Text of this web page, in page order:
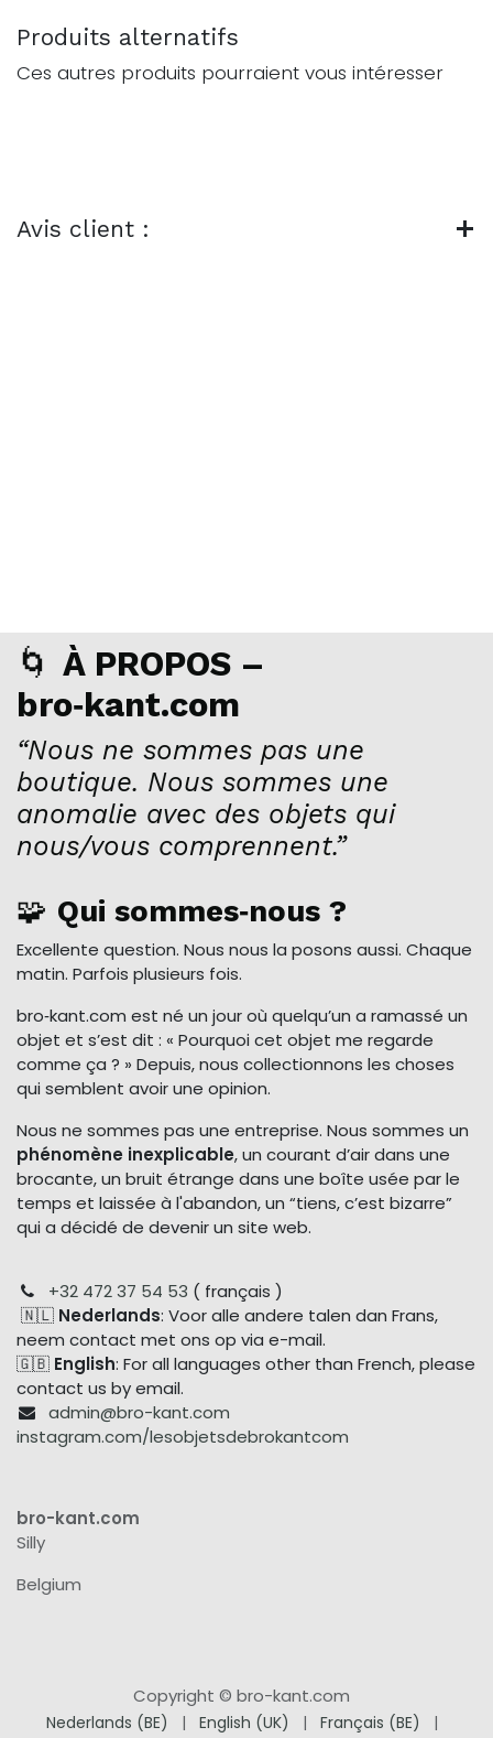
Produits alternatifs
Ces autres produits pourraient vous intéresser
Avis client :
🌀 À PROPOS –
bro‑kant.com
“Nous ne sommes pas une
boutique. Nous sommes une
anomalie avec des objets qui
nous/vous comprennent.”
🧩 Qui sommes‑nous ?
Excellente question. Nous nous la posons aussi. Chaque
matin. Parfois plusieurs fois.
bro‑kant.com est né un jour où quelqu’un a ramassé un
objet et s’est dit : « Pourquoi cet objet me regarde
comme ça ? » Depuis, nous collectionnons les choses
qui semblent avoir une opinion.
Nous ne sommes pas une entreprise. Nous sommes un
phénomène inexplicable, un courant d’air dans une
brocante, un bruit étrange dans une boîte usée par le
temps et laissée à l'abandon, un “tiens, c’est bizarre”
qui a décidé de devenir un site web.
+32 472 37 54 53 ( français )
🇳🇱 Nederlands: Voor alle andere talen dan Frans,
neem contact met ons op via e-mail.
🇬🇧 English: For all languages other than French, please
contact us by email.
admin@bro-kant.com
instagram.com/lesobjetsdebrokantcom
bro-kant.com
Silly
Belgium
Copyright © bro-kant.com
Nederlands (BE) | English (UK) | Français (BE) |